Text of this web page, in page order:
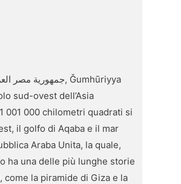
sud-ovest dell’Asia
001 000 chilometri quadrati si
il golfo di Aqaba e il mar
Araba Unita, la quale,
ha una delle più lunghe storie
la piramide di Giza e la